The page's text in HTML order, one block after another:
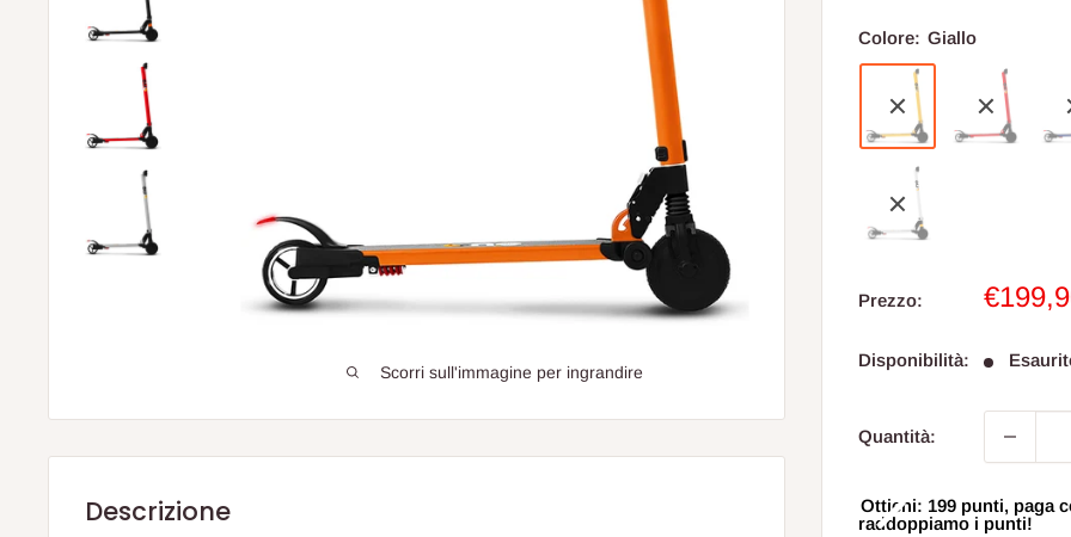
Scorri sull'immagine per ingrandire
Colore: Giallo
Prezzo:
Prezzo
Disponibilità:
Quantità:
Ottieni: 199 punti, paga
raddoppiamo i punti!
Descrizione